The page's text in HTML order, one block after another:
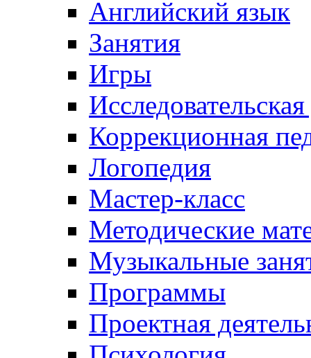
Английский язык
Занятия
Игры
Коррекционная
Логопедия
Мастер-класс
Методические
Музыкальные
Программы
Проектная